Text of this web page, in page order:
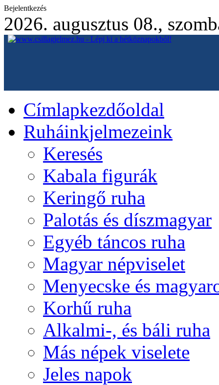
Bejelentkezés
2026. augusztus 08.,
Címlapkezdőoldal
Ruháinkjelmezeink
Keresés
Kabala figurák
Keringő ruha
Palotás és díszmagyar
Egyéb táncos ruha
Magyar népviselet
Menyecske és
Korhű ruha
Alkalmi-, és báli ruha
Más népek viselete
Jeles napok